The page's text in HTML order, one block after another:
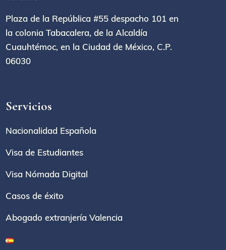
Plaza de la República #55 despacho 101 en
la colonia Tabacalera, de la Alcaldía
Cuauhtémoc, en la Ciudad de México, C.P.
06030
Servicios
Nacionalidad Española
Visa de Estudiantes
Visa Nómada Digital
Casos de éxito
Abogado extranjería Valencia